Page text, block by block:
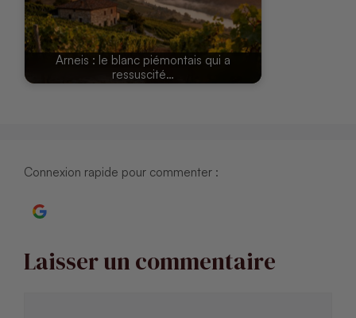
Arneis : le blanc piémontais qui a
ressuscité…
Connexion rapide pour commenter :
Laisser un commentaire